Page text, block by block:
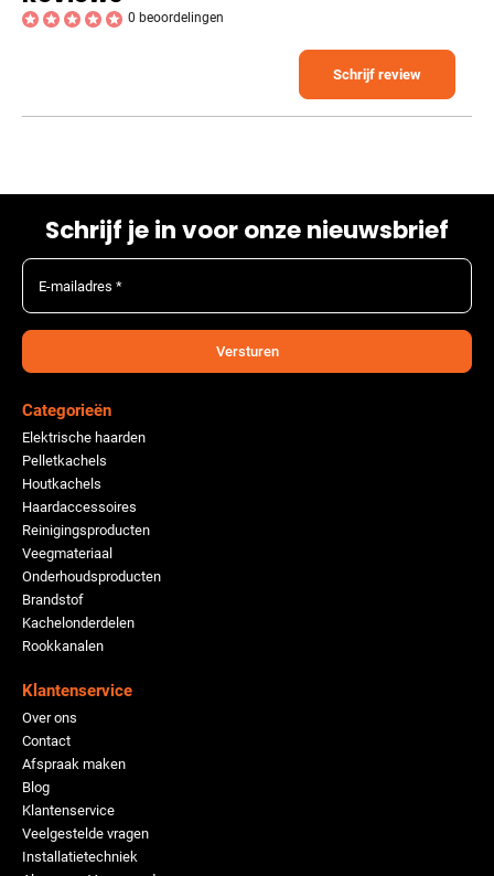
0 beoordelingen
Schrijf review
Schrijf je in voor onze nieuwsbrief
E-mailadres *
Versturen
Categorieën
Elektrische haarden
Pelletkachels
Houtkachels
Haardaccessoires
Reinigingsproducten
Veegmateriaal
Onderhoudsproducten
Brandstof
Kachelonderdelen
Rookkanalen
Klantenservice
Over ons
Contact
Afspraak maken
Blog
Klantenservice
Veelgestelde vragen
Installatietechniek